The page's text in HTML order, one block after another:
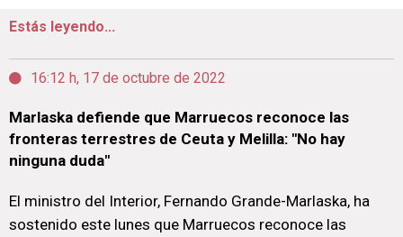
Estás leyendo...
16:12 h, 17 de octubre de 2022
Marlaska defiende que Marruecos reconoce las
fronteras terrestres de Ceuta y Melilla: "No hay
ninguna duda"
El ministro del Interior, Fernando Grande-Marlaska, ha
sostenido este lunes que Marruecos reconoce las